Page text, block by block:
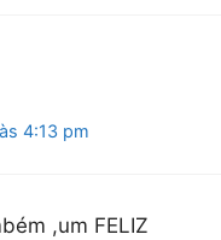
4:13 pm
,um FELIZ